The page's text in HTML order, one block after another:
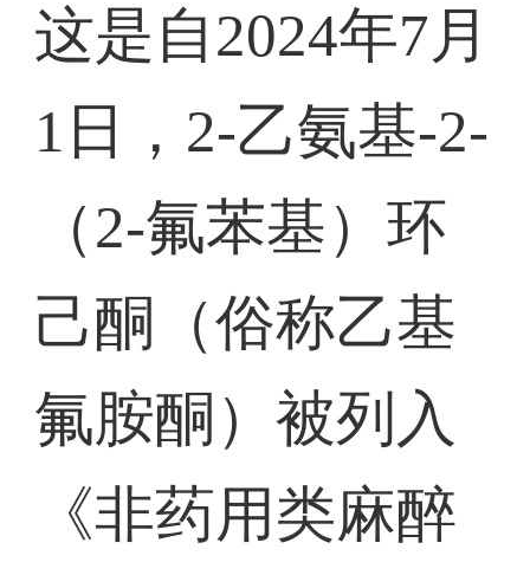
这是自2024年7月
1日，2-乙氨基-2-
（2-氟苯基）环
己酮（俗称乙基
氟胺酮）被列入
《非药用类麻醉